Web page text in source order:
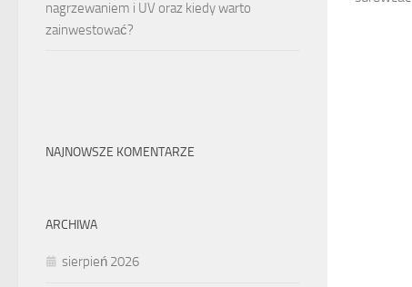
nagrzewaniem i UV oraz kiedy warto
zainwestować?
NAJNOWSZE KOMENTARZE
ARCHIWA
sierpień 2026